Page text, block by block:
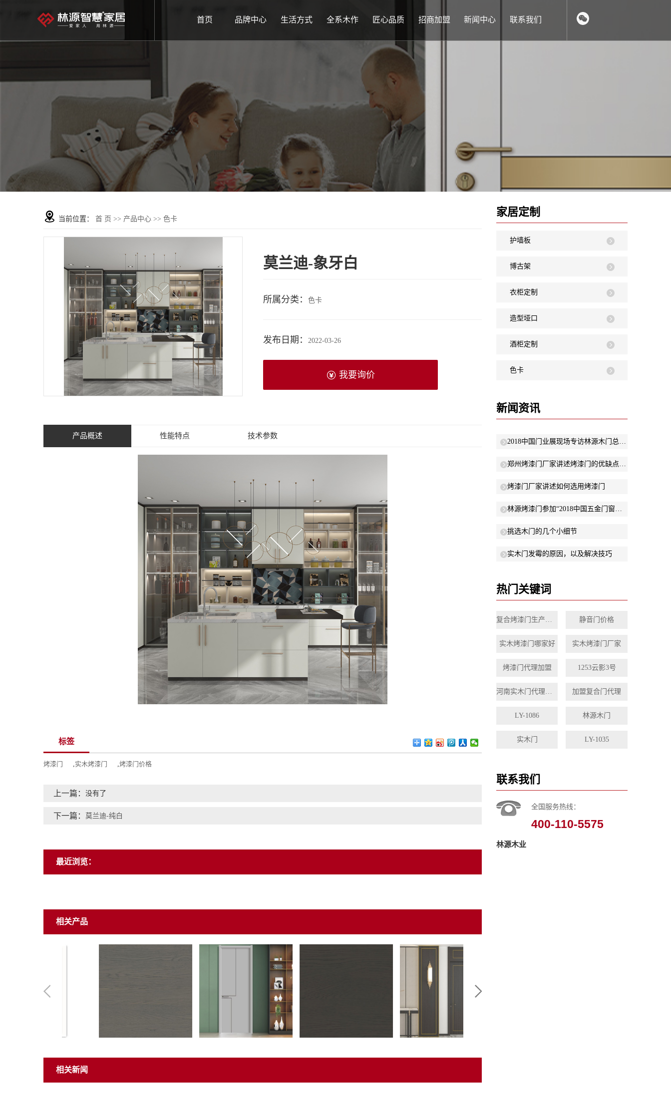
首页 品牌中心 生活方式 全系木作 匠心品质 招商加盟 新闻中心 联系我们
当前位置： 首 页 >> 产品中心 >> 色卡
莫兰迪-象牙白
所属分类： 色卡
发布日期： 2022-03-26
我要询价
产品概述 性能特点 技术参数
标签
烤漆门 ,实木烤漆门 ,烤漆门价格
上一篇： 没有了
下一篇： 莫兰迪-纯白
最近浏览：
相关产品
相关新闻
家居定制
护墙板
博古架
衣柜定制
造型垭口
酒柜定制
色卡
新闻资讯
2018中国门业展现场专访林源木门总经理晓娜：以“低碳环保”原则研发新产品
郑州烤漆门厂家讲述烤漆门的优缺点有哪些？
烤漆门厂家讲述如何选用烤漆门
林源烤漆门参加“2018中国五金门窗年度峰会”
挑选木门的几个小细节
实木门发霉的原因，以及解决技巧
热门关键词
复合烤漆门生产厂家 静音门价格
实木烤漆门哪家好 实木烤漆门厂家
烤漆门代理加盟 1253云影3号
河南实木门代理加盟 加盟复合门代理
LY-1086 林源木门
实木门 LY-1035
联系我们
全国服务热线：
400-110-5575
林源木业